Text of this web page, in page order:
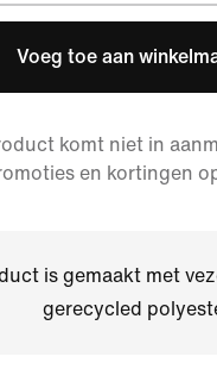
Voeg toe aan
komt niet in
en kortingen
is gemaakt met
gerecycled